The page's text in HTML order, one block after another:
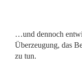
…und dennoch
Überzeugung, das
zu tun.